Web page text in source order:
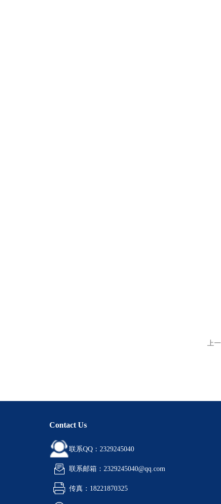
上
Contact Us
联系QQ：2329245040
联系邮箱：2329245040@qq.com
传真：18221870325